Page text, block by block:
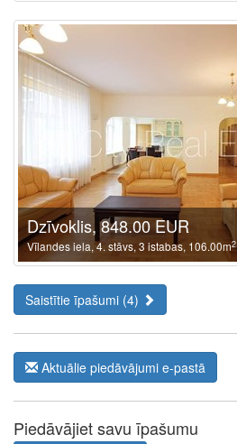
Dzīvoklis, 848.00 EUR
Vīlandes iela, 4. stāvs, 3 istabas, 106.00m2
Saistītie īpašumi (4)
Aktuālie piedāvājumi e-pastā
Piedāvājiet savu īpašumu